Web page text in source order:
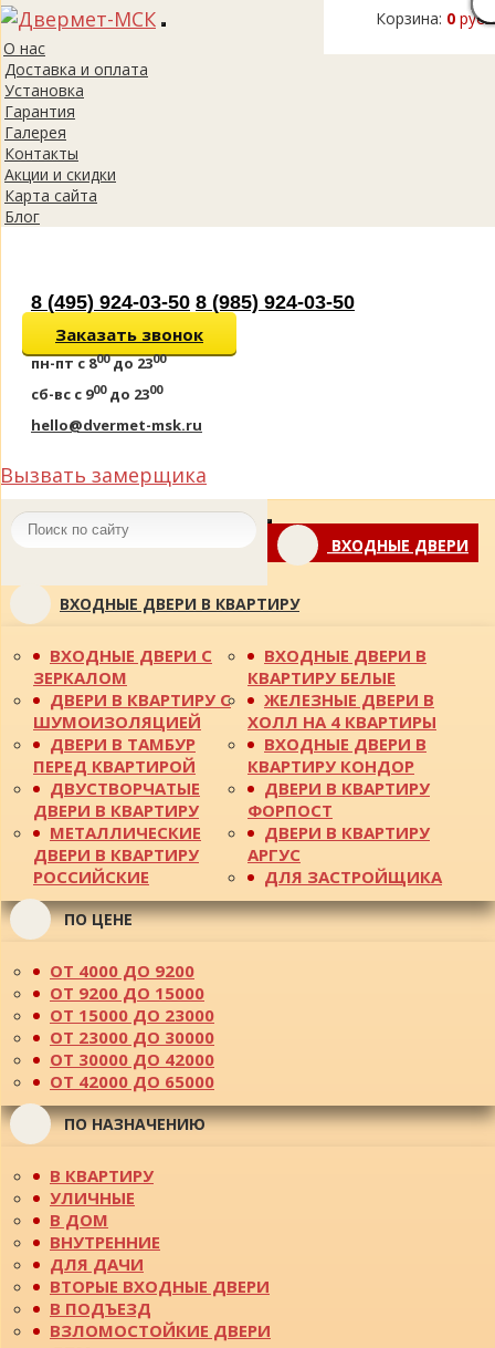
Корзина: 0 руб.
Toggle
О нас
Доставка и оплата
Установка
Гарантия
Галерея
Контакты
Акции и скидки
Карта сайта
Блог
8 (495) 924-03-50 8 (985) 924-03-50
Заказать звонок
пн-пт с 800до 2300
сб-вс с 900до 2300
hello@dvermet-msk.ru
Вызвать замерщика
Toggle
navigationВХОДНЫЕ ДВЕРИ
ВХОДНЫЕ ДВЕРИ В КВАРТИРУ
ВХОДНЫЕ ДВЕРИ С
ЗЕРКАЛОМ
ДВЕРИ В КВАРТИРУ С
ШУМОИЗОЛЯЦИЕЙ
ДВЕРИ В ТАМБУР
ПЕРЕД КВАРТИРОЙ
ДВУСТВОРЧАТЫЕ
ДВЕРИ В КВАРТИРУ
МЕТАЛЛИЧЕСКИЕ
ДВЕРИ В КВАРТИРУ
РОССИЙСКИЕ
ВХОДНЫЕ ДВЕРИ В
КВАРТИРУ БЕЛЫЕ
ЖЕЛЕЗНЫЕ ДВЕРИ В
ХОЛЛ НА 4 КВАРТИРЫ
ВХОДНЫЕ ДВЕРИ В
КВАРТИРУ КОНДОР
ДВЕРИ В КВАРТИРУ
ФОРПОСТ
ДВЕРИ В КВАРТИРУ
АРГУС
ДЛЯ ЗАСТРОЙЩИКА
ПО ЦЕНЕ
ОТ 4000 ДО 9200
ОТ 9200 ДО 15000
ОТ 15000 ДО 23000
ОТ 23000 ДО 30000
ОТ 30000 ДО 42000
ОТ 42000 ДО 65000
ПО НАЗНАЧЕНИЮ
В КВАРТИРУ
УЛИЧНЫЕ
В ДОМ
ВНУТРЕННИЕ
ДЛЯ ДАЧИ
ВТОРЫЕ ВХОДНЫЕ ДВЕРИ
В ПОДЪЕЗД
ВЗЛОМОСТОЙКИЕ ДВЕРИ